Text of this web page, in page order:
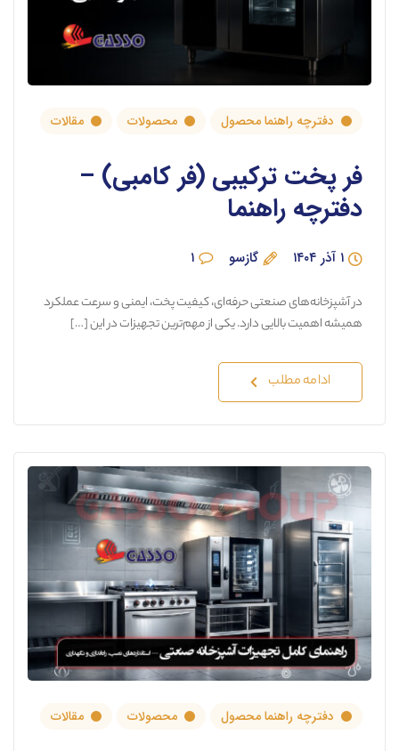
دفترچه راهنما محصول محصولات مقالات
فر پخت ترکیبی (فر کامبی) –
دفترچه راهنما
۱ آذر ۱۴۰۴ گازسو ۱
در آشپزخانه‌های صنعتی حرفه‌ای، کیفیت پخت، ایمنی و سرعت عملکرد
همیشه اهمیت بالایی دارد. یکی از مهم‌ترین تجهیزات در این […]
ادامه مطلب
دفترچه راهنما محصول محصولات مقالات